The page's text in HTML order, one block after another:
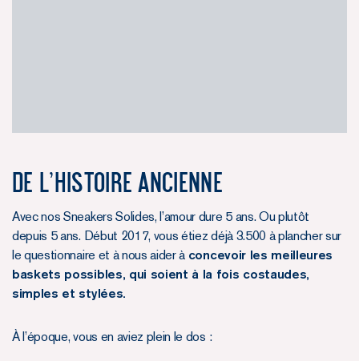
DE L’HISTOIRE ANCIENNE
Avec nos Sneakers Solides, l’amour dure 5 ans. Ou plutôt
depuis 5 ans. Début 2017, vous étiez déjà 3.500 à plancher sur
le questionnaire et à nous aider à concevoir les meilleures
baskets possibles, qui soient à la fois costaudes,
simples et stylées.
À l’époque, vous en aviez plein le dos :